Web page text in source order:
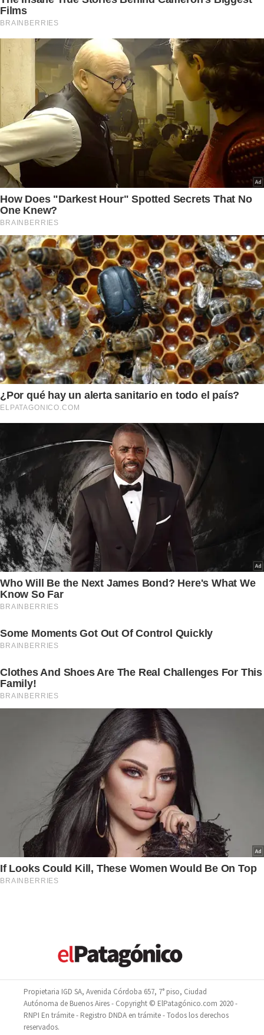
Propietaria IGD SA, Avenida Córdoba 657, 7° piso, Ciudad
Autónoma de Buenos Aires - Copyright © ElPatagónico.com 2020 -
RNPI En trámite - Registro DNDA en trámite - Todos los derechos
reservados.